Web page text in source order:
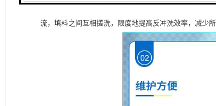
在清洗过程中，填料层在水流的冲击下被冲起，杂质则
流，填料之间互相搓洗，限度地提高反冲洗效率，减少